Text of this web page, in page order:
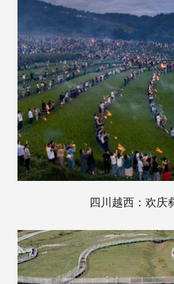
四川越西：欢庆